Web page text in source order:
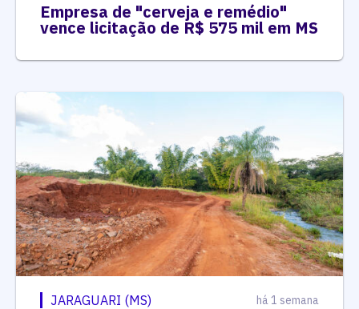
Empresa de "cerveja e remédio"
vence licitação de R$ 575 mil em MS
JARAGUARI (MS) há 1 semana